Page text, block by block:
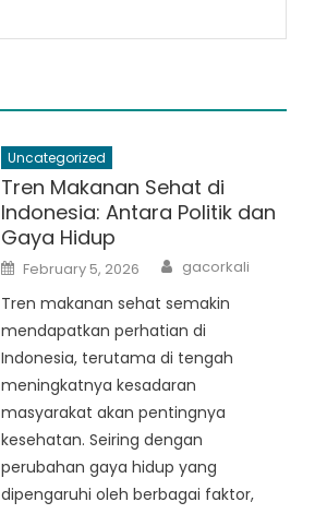
Uncategorized
Tren Makanan Sehat di
Indonesia: Antara Politik dan
Gaya Hidup
Posted
on
February 5, 2026 Author
gacorkali
Tren makanan sehat semakin
mendapatkan perhatian di
Indonesia, terutama di tengah
meningkatnya kesadaran
masyarakat akan pentingnya
kesehatan. Seiring dengan
perubahan gaya hidup yang
dipengaruhi oleh berbagai faktor,